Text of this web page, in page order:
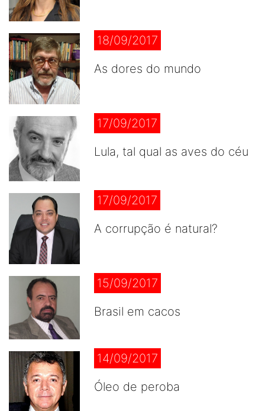
18/09/2017
As dores do mundo
17/09/2017
Lula, tal qual as aves do céu
17/09/2017
A corrupção é natural?
15/09/2017
Brasil em cacos
14/09/2017
Óleo de peroba